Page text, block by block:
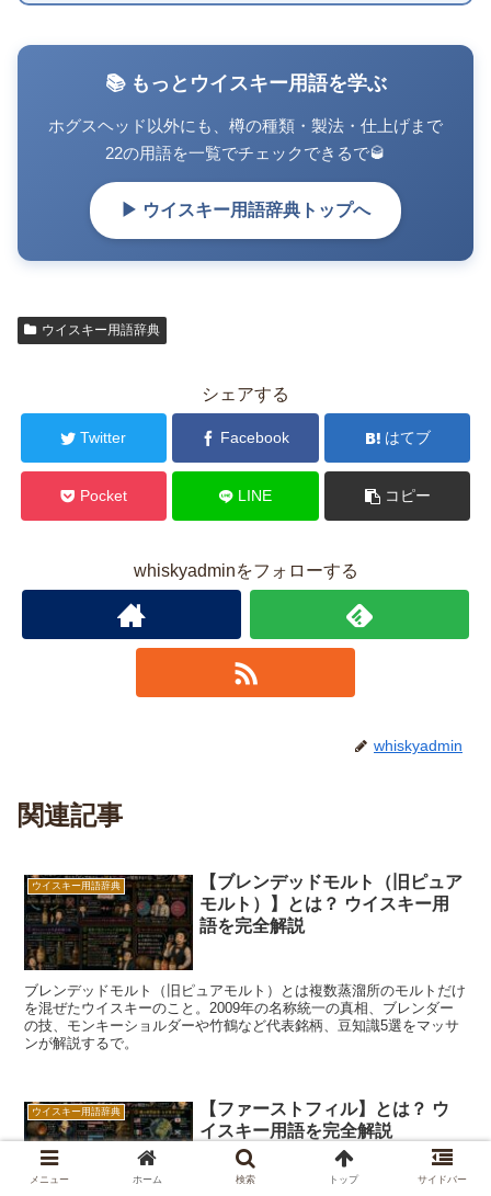
📚 もっとウイスキー用語を学ぶ
ホグスヘッド以外にも、樽の種類・製法・仕上げまで
22の用語を一覧でチェックできるで🥃
▶ ウイスキー用語辞典トップへ
ウイスキー用語辞典
シェアする
Twitter Facebook はてブ
Pocket LINE コピー
whiskyadminをフォローする
whiskyadmin
関連記事
ウイスキー用語辞典
【ブレンデッドモルト（旧ピュア
モルト）】とは？ ウイスキー用
語を完全解説
ブレンデッドモルト（旧ピュアモルト）とは複数蒸溜所のモルトだけ
を混ぜたウイスキーのこと。2009年の名称統一の真相、ブレンダー
の技、モンキーショルダーや竹鶴など代表銘柄、豆知識5選をマッサ
ンが解説するで。
ウイスキー用語辞典
【ファーストフィル】とは？ ウ
イスキー用語を完全解説
メニュー ホーム 検索 トップ サイドバー